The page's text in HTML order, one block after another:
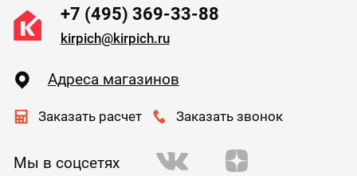
+7 (495) 369-33-88
kirpich@kirpich.ru
Адреса магазинов
Заказать расчет Заказать звонок
Мы в соцсетях